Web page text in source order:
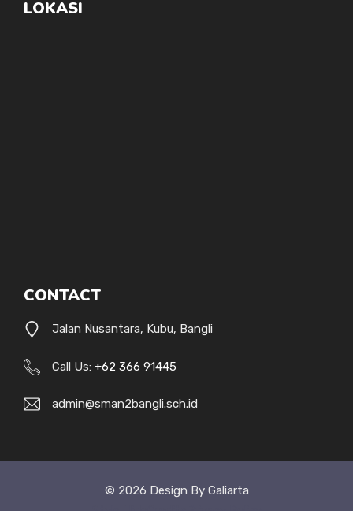
LOKASI
CONTACT
Jalan Nusantara, Kubu, Bangli
Call Us: +62 366 91445
admin@sman2bangli.sch.id
© 2026 Design By Galiarta